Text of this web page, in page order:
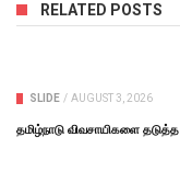
RELATED POSTS
SLIDE / AUGUST 3, 2026
தமிழ்நாடு விவசாயிகளை